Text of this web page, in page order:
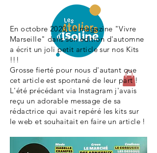
En octobre 2020, le magazine "Vivre
Marseille" dans son édition d'automne
a écrit un joli petit article sur nos Kits
!!!
Grosse fierté pour nous d'autant que
cet article est spontané de leur part !
L'été précédant via Instagram j'avais
reçu un adorable message de sa
rédactrice qui avait repéré les kits sur
le web et souhaitait en faire un article !